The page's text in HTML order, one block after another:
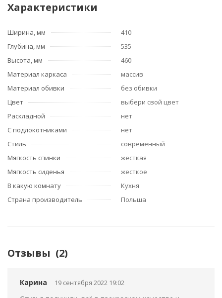
Характеристики
Ширина, мм
410
Глубина, мм
535
Высота, мм
460
Материал каркаса
массив
Материал обивки
без обивки
Цвет
выбери свой цвет
Раскладной
нет
С подлокотниками
нет
Стиль
современный
Мягкость спинки
жесткая
Мягкость сиденья
жесткое
В какую комнату
Кухня
Страна производитель
Польша
Отзывы (2)
Карина 19 сентября 2022 19:02